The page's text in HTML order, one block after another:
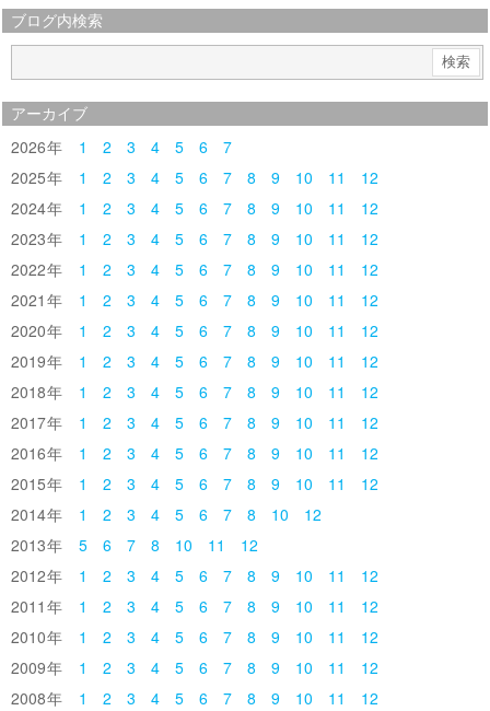
ブログ内検索
アーカイブ
2026 1 2 3 4 5 6
7
2025
1 2 3 4 5 6 7 8 9 10 11
12
2024
1 2 3 4 5 6 7 8 9 10 11
12
2023
1 2 3 4 5 6 7 8 9 10 11
12
2022
1 2 3 4 5 6 7 8 9 10 11
12
2021
1 2 3 4 5 6 7 8 9 10 11
12
2020
1 2 3 4 5 6 7 8 9 10 11
12
2019
1 2 3 4 5 6 7 8 9 10 11
12
2018
1 2 3 4 5 6 7 8 9 10 11
12
2017
1 2 3 4 5 6 7 8 9 10 11
12
2016
1 2 3 4 5 6 7 8 9 10 11
12
2015
1 2 3 4 5 6 7 8 9 10 11
12
2014
1 2 3 4 5 6 7 8 10
12
2013
5 6 7 8 10 11
12
2012
1 2 3 4 5 6 7 8 9 10 11
12
2011
1 2 3 4 5 6 7 8 9 10 11
12
2010
1 2 3 4 5 6 7 8 9 10 11
12
2009
1 2 3 4 5 6 7 8 9 10 11
12
2008
1 2 3 4 5 6 7 8 9 10 11 12